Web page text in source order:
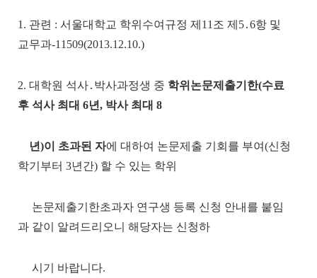
1. 관련 : 서울대학교 학위수여규정 제 11 조 제 5․6항 및
교무과-11509(2013.12.10.)
2. 대학원 석사․ 박사과정생 중 학위논문제출기한(수료
후 석사 최대 6년, 박사 최대 8
년)이 초과된 자에 대하여 논문제출 기회를 부여(신청
학기부터 3년간) 할 수 있는 학위
논문제출기한초과자 연구생 등록 신청 안내를 붙임
과 같이 알려드리오니 해당자는 신청하
시기 바랍니다.